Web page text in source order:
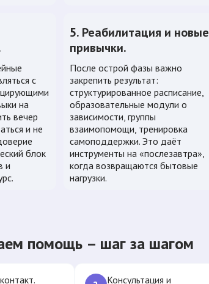
с
на
вечер
и не
блок
и
5. Реабилитация и новые
привычки.
После острой фазы важно
закрепить результат:
структурированное расписание,
образовательные модули о
зависимости, группы
взаимопомощи, тренировка
самоподдержки. Это даёт
инструменты на «послезавтра»,
когда возвращаются бытовые
нагрузки.
помощь – шаг за шагом
Консультация и